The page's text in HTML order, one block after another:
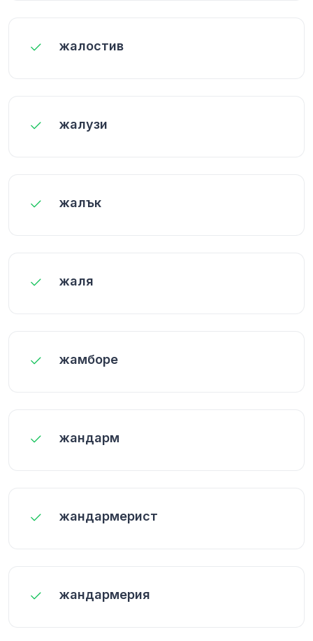
жалостив
жалузи
жалък
жаля
жамборе
жандарм
жандармерист
жандармерия